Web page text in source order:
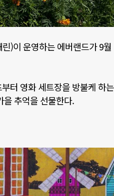
)이 운영하는 에버랜드가9월
터 영화 세트장을 방불케 하
을 추억을 선물한다.